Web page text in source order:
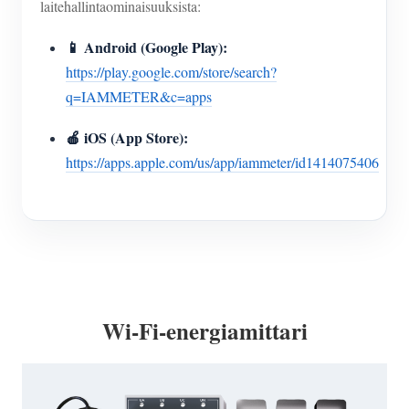
laitehallintaominaisuuksista:
📱 Android (Google Play):
https://play.google.com/store/search?
q=IAMMETER&c=apps
🍎 iOS (App Store):
https://apps.apple.com/us/app/iammeter/id1414075406
Wi-Fi-energiamittari